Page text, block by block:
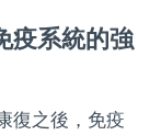
疫系統的強
復之後，免疫